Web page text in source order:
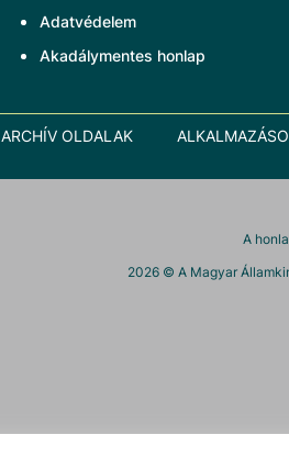
Adatvédelem
Akadálymentes honlap
ARCHÍV OLDALAK
A
2026 © A Magyar